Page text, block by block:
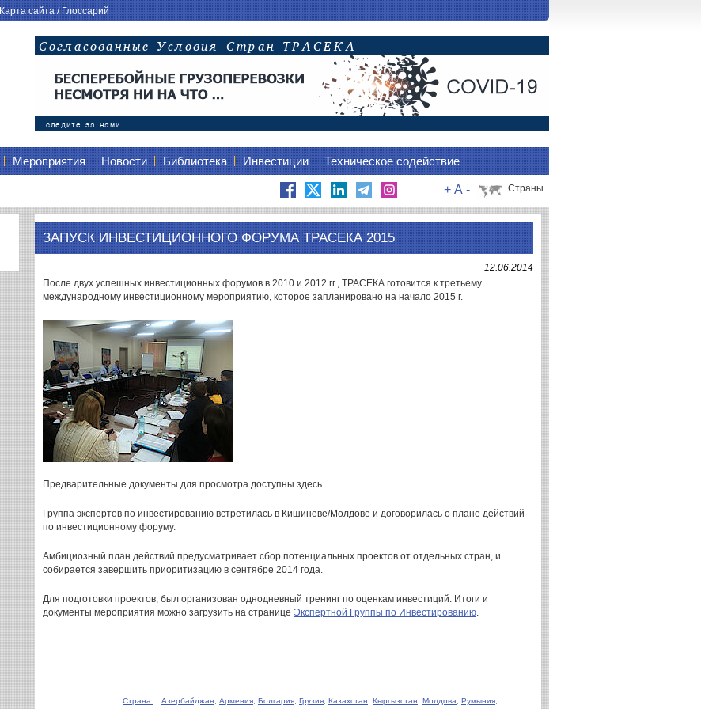
Карта сайта/Глоссарий
Мероприятия Новости Библиотека Инвестиции Техническое содействие
Страны
+ A -
ЗАПУСК ИНВЕСТИЦИОННОГО ФОРУМА ТРАСЕКА 2015
12.06.2014
После двух успешных инвестиционных форумов в 2010 и 2012 гг., ТРАСЕКА готовится к третьему
международному инвестиционному мероприятию, которое запланировано на начало 2015 г.
Предварительные документы для просмотра доступны здесь.
Группа экспертов по инвестированию встретилась в Кишиневе/Молдове и договорилась о плане действий
по инвестиционному форуму.
Амбициозный план действий предусматривает сбор потенциальных проектов от отдельных стран, и
собирается завершить приоритизацию в сентябре 2014 года.
Для подготовки проектов, был организован однодневный тренинг по оценкам инвестиций. Итоги и
документы мероприятия можно загрузить на странице Экспертной Группы по Инвестированию.
Страна: Азербайджан Армения Болгария Грузия Казахстан Кыргызстан Молдова Румыния